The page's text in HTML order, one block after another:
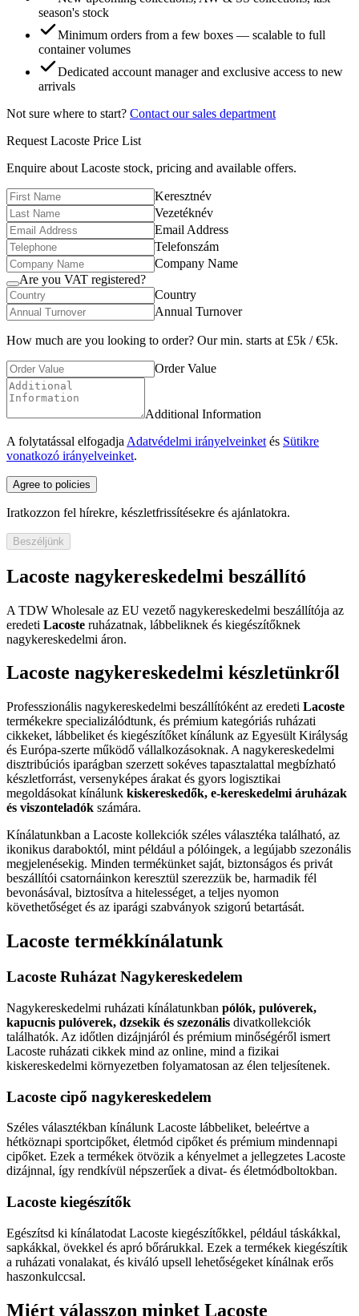
season's stock
Minimum orders from a few boxes — scalable to full
container volumes
Dedicated account manager and exclusive access to new
arrivals
Not sure where to start? Contact our sales department
Request Lacoste Price List
Enquire about Lacoste stock, pricing and available offers.
Keresztnév
Vezetéknév
Email Address
Telefonszám
Company Name
Are you VAT registered?
Country
Annual Turnover
How much are you looking to order? Our min. starts at £5k / €5k.
Order Value
Additional Information
A folytatással elfogadja Adatvédelmi irányelveinket és Sütikre
vonatkozó irányelveinket.
Agree to policies
Iratkozzon fel hírekre, készletfrissítésekre és ajánlatokra.
Beszéljünk
Lacoste nagykereskedelmi beszállító
A TDW Wholesale az EU vezető nagykereskedelmi beszállítója az
eredeti Lacoste ruházatnak, lábbeliknek és kiegészítőknek
nagykereskedelmi áron.
Lacoste nagykereskedelmi készletünkről
Professzionális nagykereskedelmi beszállítóként az eredeti Lacoste
termékekre specializálódtunk, és prémium kategóriás ruházati
cikkeket, lábbeliket és kiegészítőket kínálunk az Egyesült Királyság
és Európa-szerte működő vállalkozásoknak. A nagykereskedelmi
disztribúciós iparágban szerzett sokéves tapasztalattal megbízható
készletforrást, versenyképes árakat és gyors logisztikai
megoldásokat kínálunk kiskereskedők, e-kereskedelmi áruházak
és viszonteladók számára.
Kínálatunkban a Lacoste kollekciók széles választéka található, az
ikonikus daraboktól, mint például a pólóingek, a legújabb szezonális
megjelenésekig. Minden termékünket saját, biztonságos és privát
beszállítói csatornáinkon keresztül szerezzük be, harmadik fél
bevonásával, biztosítva a hitelességet, a teljes nyomon
követhetőséget és az iparági szabványok szigorú betartását.
Lacoste termékkínálatunk
Lacoste Ruházat Nagykereskedelem
Nagykereskedelmi ruházati kínálatunkban pólók, pulóverek,
kapucnis pulóverek, dzsekik és szezonális divatkollekciók
találhatók. Az időtlen dizájnjáról és prémium minőségéről ismert
Lacoste ruházati cikkek mind az online, mind a fizikai
kiskereskedelmi környezetben folyamatosan az élen teljesítenek.
Lacoste cipő nagykereskedelem
Széles választékban kínálunk Lacoste lábbeliket, beleértve a
hétköznapi sportcipőket, életmód cipőket és prémium mindennapi
cipőket. Ezek a termékek ötvözik a kényelmet a jellegzetes Lacoste
dizájnnal, így rendkívül népszerűek a divat- és életmódboltokban.
Lacoste kiegészítők
Egészítsd ki kínálatodat Lacoste kiegészítőkkel, például táskákkal,
sapkákkal, övekkel és apró bőrárukkal. Ezek a termékek kiegészítik
a ruházati vonalakat, és kiváló upsell lehetőségeket kínálnak erős
haszonkulccsal.
Miért válasszon minket Lacoste